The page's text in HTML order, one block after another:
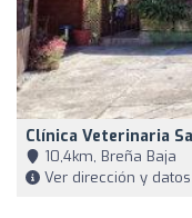
Clínica Veterinaria
10,4km, Breña Baja
Ver dirección y